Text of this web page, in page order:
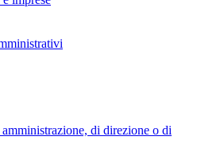
di direzione o di